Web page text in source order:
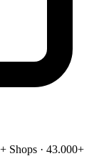
Shops · 43.000+